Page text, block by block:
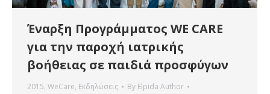
Έναρξη Προγράμματος WE CARE
για την παροχή ιατρικής
βοήθειας σε παιδιά προσφύγων
2015, WeCare, Εκδηλώσεις By Elpida Author